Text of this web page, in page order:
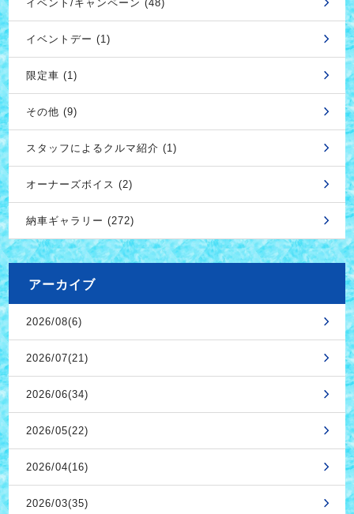
イベント/キャンペーン (48)
イベントデー (1)
限定車 (1)
その他 (9)
スタッフによるクルマ紹介 (1)
オーナーズボイス (2)
納車ギャラリー (272)
アーカイブ
2026/08(6)
2026/07(21)
2026/06(34)
2026/05(22)
2026/04(16)
2026/03(35)